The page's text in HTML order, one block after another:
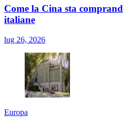
Come la Cina sta
italiane
lug 26, 2026
Europa